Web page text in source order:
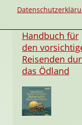
Handbuch für
den
Reisenden
das Ödland